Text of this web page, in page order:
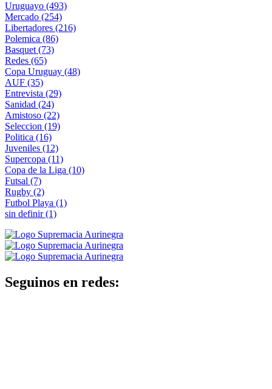
Uruguayo (493)
Mercado (254)
Libertadores (216)
Polemica (86)
Basquet (73)
Redes (65)
Copa Uruguay (48)
AUF (35)
Entrevista (29)
Sanidad (24)
Amistoso (22)
Seleccion (19)
Politica (16)
Juveniles (12)
Supercopa (11)
Copa de la Liga (10)
Futsal (7)
Rugby (2)
Futbol Playa (1)
sin definir(1)
Seguinos en redes: